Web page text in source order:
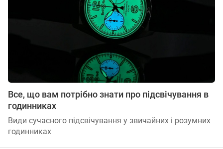
Все, що вам потрібно знати про підсвічування в
годинниках
Види сучасного підсвічування у звичайних і розумних
годинниках